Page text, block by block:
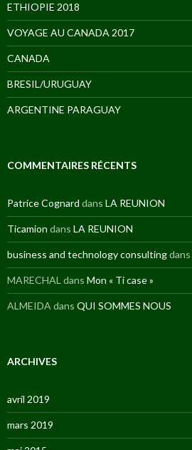
ETHIOPIE 2018
VOYAGE AU CANADA 2017
CANADA
BRESIL/URUGUAY
ARGENTINE PARAGUAY
COMMENTAIRES RÉCENTS
Patrice Cognard dans LA REUNION
Ticamion dans LA REUNION
business and technology consultingdans
MARECHAL dans Mon « Ti case »
ALMEIDA dans QUI SOMMES NOUS
ARCHIVES
avril 2019
mars 2019